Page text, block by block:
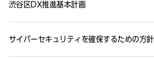
渋谷区DX推進基本計画
サイバーセキュリティを確保するための方針